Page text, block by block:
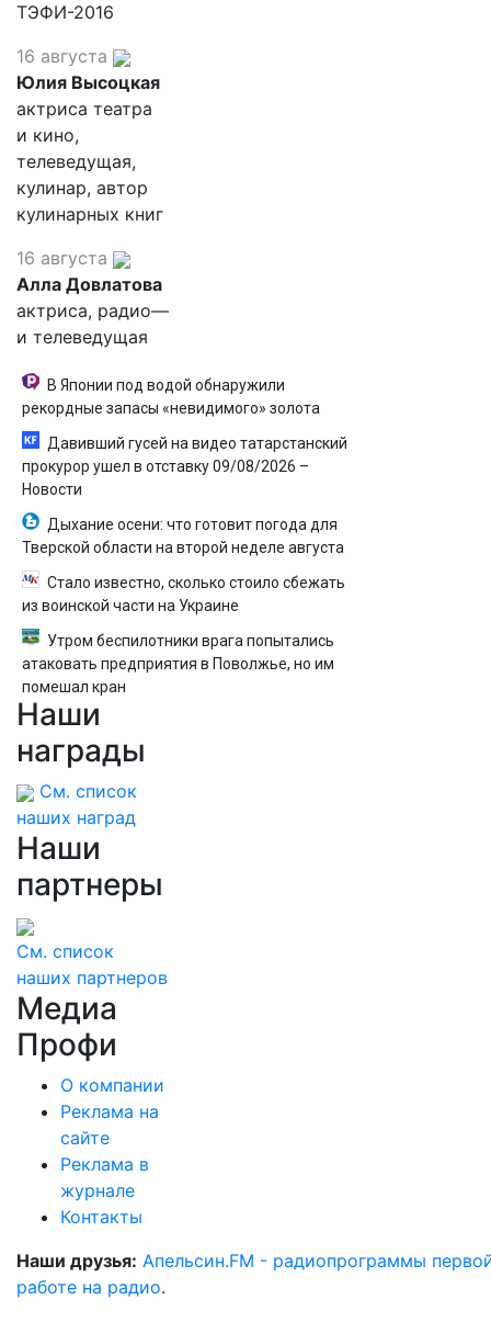
ТЭФИ-2016
16 августа
Юлия Высоцкая
актриса театра
и кино,
телеведущая,
кулинар, автор
кулинарных книг
16 августа
Алла Довлатова
актриса, радио—
и телеведущая
В Японии под водой обнаружили
рекордные запасы «невидимого» золота
Давивший гусей на видео татарстанский
прокурор ушел в отставку 09/08/2026 –
Новости
Дыхание осени: что готовит погода для
Тверской области на второй неделе августа
Стало известно, сколько стоило сбежать
из воинской части на Украине
Утром беспилотники врага попытались
атаковать предприятия в Поволжье, но им
помешал кран
Наши
награды
См. список
наших наград
Наши
партнеры
См. список
наших партнеров
Медиа
Профи
О компании
Реклама на
сайте
Реклама в
журнале
Контакты
Наши друзья: Апельсин.FM - радиопрограммы
работе на радио.